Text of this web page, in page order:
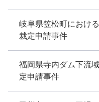
岐阜県笠松町におけ
裁定申請事件
福岡県寺内ダム下流
定申請事件